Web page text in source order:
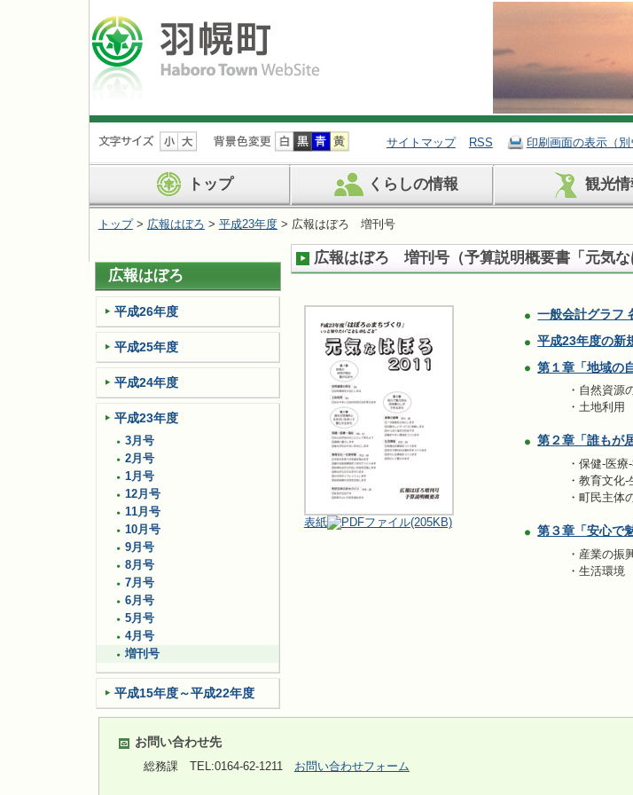
ナ
ビ
ョ
ン
飛
ば
す
サイトマップ RSS 印刷画面の表示（別
トップ くらしの情報 観光情
トップ> 広報はぼろ > 平成23年度> 広報はぼろ 増刊号
広報はぼろ 増刊号（予算説明概要書「元気な
表紙 (205KB)
一般会計グラフ
平成23年度の新
第１章「地域の
・自然資源
・土地利用
第２章「誰もが
・保健-医療
・教育文化-
・町民主体
第３章「安心で
・産業の振
・生活環境
お問い合わせ先
総務課TEL:0164-62-1211 お問い合わせフォーム
広報はぼろ
平成26年度
平成25年度
平成24年度
平成23年度
3月号
2月号
1月号
12月号
11月号
10月号
9月号
8月号
7月号
6月号
5月号
4月号
増刊号
平成15年度～平成22年度